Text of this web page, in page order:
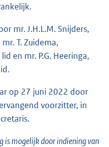
mr. J.H.L.M. Snijders,
T. Zuidema,
en mr. P.G. Heeringa,
op 27 juni 2022 door
voorzitter, in
is mogelijk door indiening van